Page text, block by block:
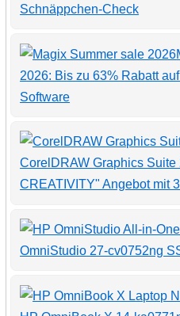
Schnäppchen-Check
2026: Bis zu 63% Rabatt
Software
CorelDRAW Graphics Suite
CREATIVITY" Angebot mit
OmniStudio 27-cv0752ng